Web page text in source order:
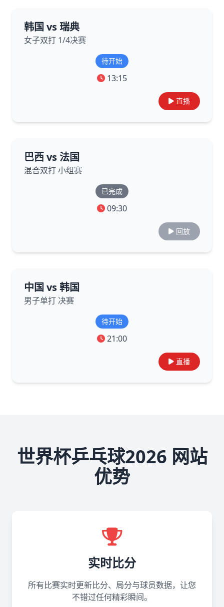
韩国 vs 瑞典
女子双打 1/4决赛
待开始
13:15
直播
巴西 vs 法国
混合双打 小组赛
已完成
09:30
回放
中国 vs 韩国
男子单打 决赛
待开始
21:00
直播
世界杯乒乓球2026 网站
优势
实时比分
所有比赛实时更新比分、局分与球员数据，让您
不错过任何精彩瞬间。